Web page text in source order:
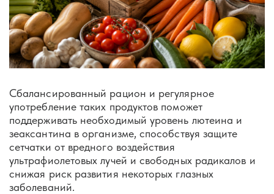
Сбалансированный рацион и регулярное
употребление таких продуктов поможет
поддерживать необходимый уровень лютеина и
зеаксантина в организме, способствуя защите
сетчатки от вредного воздействия
ультрафиолетовых лучей и свободных радикалов и
снижая риск развития некоторых глазных
заболеваний.